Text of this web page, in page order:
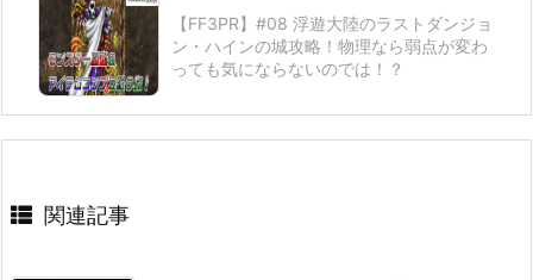
【FF3PR】#08 浮遊大陸のラストダンジョ
ン・ハインの城攻略！物理なら弱点が変わ
っても気にならないのでは！？
関連記事